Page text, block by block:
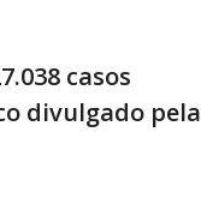
casos
divulgado pela